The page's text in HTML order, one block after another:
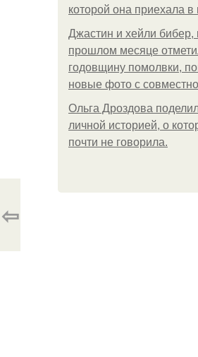
которой она приехала в
Джастин и хейли бибер,
прошлом месяце
годовщину помолвки,
новые фото с
Ольга Дроздова
личной историей, о
почти не говорила.
⇦